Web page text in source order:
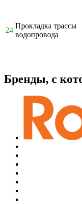
24
Прокладка трассы
водопровода
Бренды, с